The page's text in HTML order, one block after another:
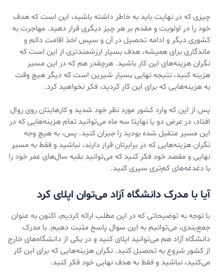
چیزی که در نهایت باید به خاطر داشته باشید، این است که هدف
خود را در اولویت و مقدم بر هر چیز دیگری قرار دهید. مهاجرت به
کشوری دیگر و ادامه تحصیل در آن و سپس اخذ اقامت دائم و
ماندگاری برای همیشه، هدف بسیار ارزشمندتری از این است که
نگران هزینه‌های این کار باشید. هرچقدر هم که در این مسیر
هزینه کنید، نتیجه نهایی بسیار شیرین است که دیگر هیچ وقت
به هزینه‌هایی که برای این کار کردید، فکر نخواهید کرد.
پس از این که وارد کشور مورد نظر خود شدید و کارهایتان روی روال
افتاد، در عرض دو یا نهایتا سه ماه می‌توانید تمام هزینه‌هایی که در
این مسیر متقبل شده بودید را جبران کنید. پس، به هیچ وجه
نگران هزینه‌هایی که در برابرتان قرار دارند، نباشید و فقط به مسیر
نهایی و مقصد خود فکر کنید که می‌توانید بقیه سال‌های عمر خود را
با دغدغه‌های کم‌تری سپری کنید.
آیا با مدرک دانشگاه آزاد می‌توان اپلای کرد
با توجه به توضیحاتی که در این مطلب ارائه کردیم، اکنون به عنوان
جمع‌بندی، می‌توانیم به این سوال پاسخ مثبت دهیم. با مدرک
دانشگاه آزاد هم می‌توانید اپلای کنید و در یکی از دانشگاه‌های خارج
از کشور شروع به تحصیل کنید. نگران هزینه‌هایی که برای این کار
می‌کنید، نباشید و فقط به هدف نهایی خود فکر کنید.